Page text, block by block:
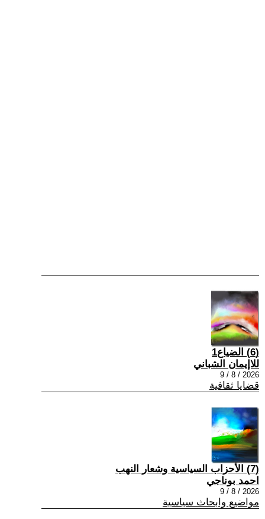
(6) الضياع1
للاإيمان الشباني
2026 / 8 / 9
قضايا ثقافية
(7) الأحزاب السياسية وشعار النهب
احمد بوناجي
2026 / 8 / 9
مواضيع وابحاث سياسية